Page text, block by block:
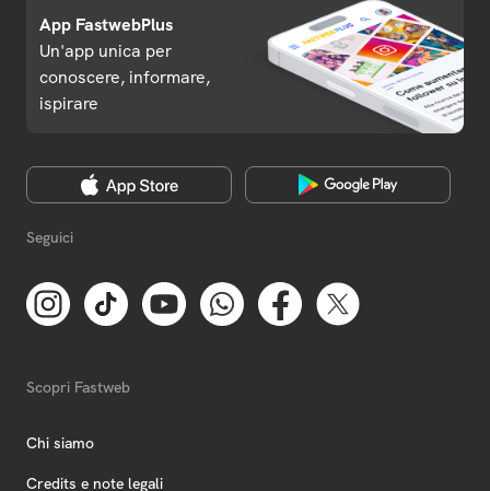
App FastwebPlus
Un'app unica per
conoscere, informare,
ispirare
Seguici
Scopri Fastweb
Chi siamo
Credits e note legali